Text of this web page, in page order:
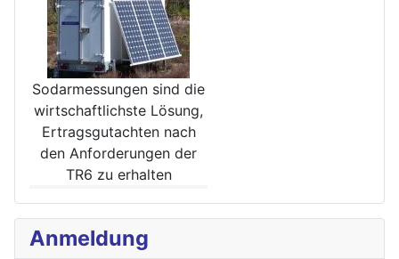
Sodarmessungen sind die
wirt­schaftlichste Lösung,
Ertrags­gutachten nach
den Anforde­rungen der
TR6 zu erhalten
Anmeldung